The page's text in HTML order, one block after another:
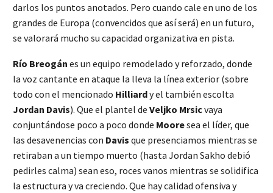
darlos los puntos anotados. Pero cuando cale en uno de los
grandes de Europa (convencidos que así será) en un futuro,
se valorará mucho su capacidad organizativa en pista.
Río Breogán es un equipo remodelado y reforzado, donde
la voz cantante en ataque la lleva la línea exterior (sobre
todo con el mencionado Hilliardy el también escolta
Jordan Davis). Que el plantel de Veljko Mrsicvaya
conjuntándose poco a poco donde Mooresea el líder, que
las desavenencias con Davis que presenciamos mientras se
retiraban a un tiempo muerto (hasta Jordan Sakho debió
pedirles calma) sean eso, roces vanos mientras se solidifica
la estructura y va creciendo. Que hay calidad ofensiva y